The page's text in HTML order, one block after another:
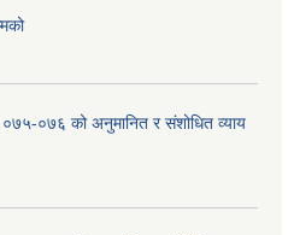
०७६ को अनुमानित र संशोधित व्याय